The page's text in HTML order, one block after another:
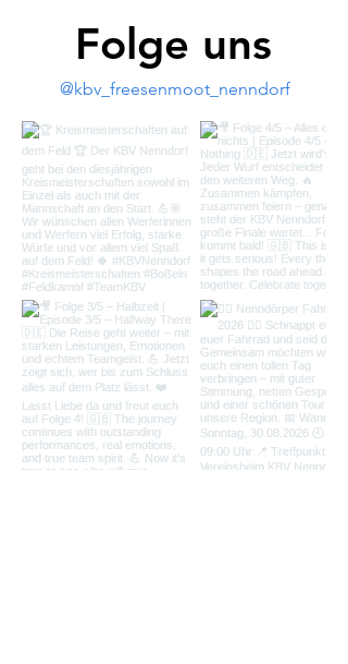
Folge uns
@kbv_freesenmoot_nenndorf